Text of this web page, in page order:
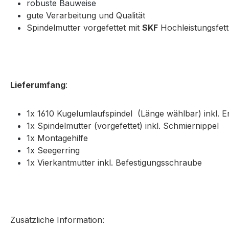
robuste Bauweise
gute Verarbeitung und Qualität
Spindelmutter vorgefettet mit SKF Hochleistungsfett
Lieferumfang:
1x 1610 Kugelumlaufspindel (Länge wählbar) inkl.
1x Spindelmutter (vorgefettet) inkl. Schmiernippel
1x Montagehilfe
1x Seegerring
1x Vierkantmutter inkl. Befestigungsschraube
Zusätzliche Information: